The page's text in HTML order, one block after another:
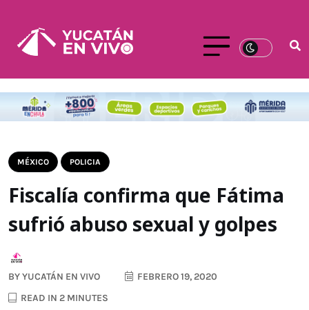
MÉXICO POLICIA
Fiscalía confirma que Fátima
sufrió abuso sexual y golpes
BYYUCATÁN EN VIVO
FEBRERO 19, 2020
READ IN 2 MINUTES